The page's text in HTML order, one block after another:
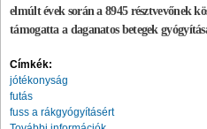
elmúlt évek során a 8945 résztvevőnek
támogatta a daganatos betegek
Címkék:
jótékonyság
futás
fuss a rákgyógyításért